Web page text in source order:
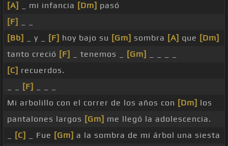
[A]
_ mi infancia [Dm] pasó
[F]
[Bb]
_ y _ [F] hoy bajo su [Gm] sombra [A] que [Dm]
tanto creció [F] _ tenemos _ [Gm]
[C] recuerdos.
[F]
Mi arbolillo con el correr de los años con [Dm] los
pantalones largos [Gm] me llegó la adolescencia.
[C] _ Fue [Gm] a la sombra de mi árbol una siesta